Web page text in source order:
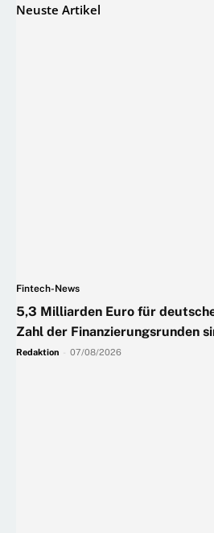
Neuste Artikel
Fintech-News
5,3 Milliarden Euro für
Zahl der Finanzierungsrunden
Redaktion 07/08/2026